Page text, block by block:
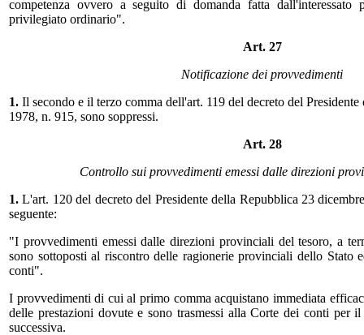
competenza ovvero a seguito di domanda fatta dall'interessato
privilegiato ordinario".
Art. 27
Notificazione dei provvedimenti
1. Il secondo e il terzo comma dell'art. 119 del decreto del
1978, n. 915, sono soppressi.
Art. 28
Controllo sui provvedimenti emessi dalle direzioni
1.L'art. 120 del decreto del Presidente della Repubblica 23
seguente:
"I provvedimenti emessi dalle direzioni provinciali del tesoro, a
sono sottoposti al riscontro delle ragionerie provinciali dello Stato
conti".
I provvedimenti di cui al primo comma acquistano immediata
delle prestazioni dovute e sono trasmessi alla Corte dei conti per
successiva.